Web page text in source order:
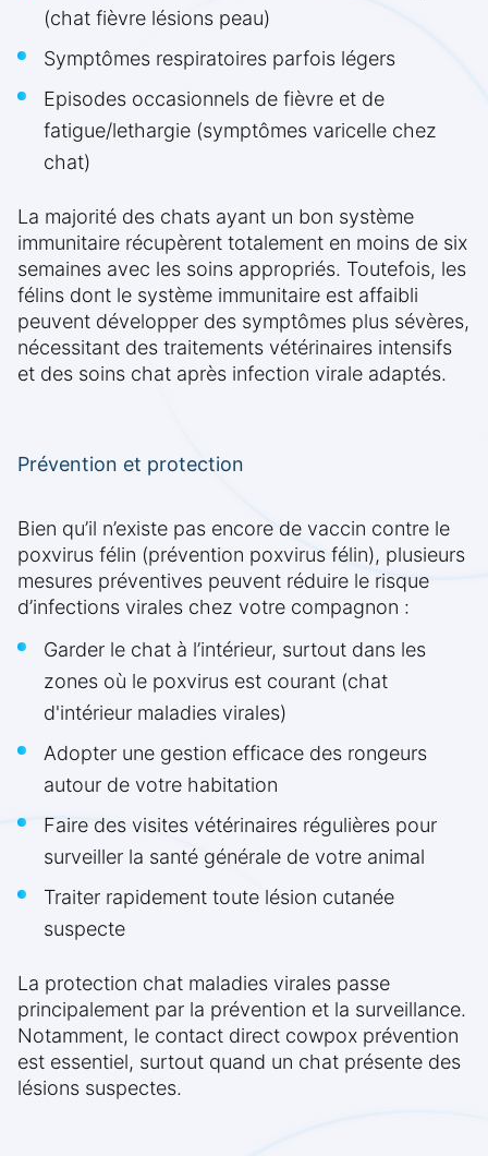
(chat fièvre lésions peau)
Symptômes respiratoires parfois légers
Episodes occasionnels de fièvre et de
fatigue/lethargie (symptômes varicelle chez
chat)
La majorité des chats ayant un bon système
immunitaire récupèrent totalement en moins de six
semaines avec les soins appropriés. Toutefois, les
félins dont le système immunitaire est affaibli
peuvent développer des symptômes plus sévères,
nécessitant des traitements vétérinaires intensifs
et des soins chat après infection virale adaptés.
Prévention et protection
Bien qu’il n’existe pas encore de vaccin contre le
poxvirus félin (prévention poxvirus félin), plusieurs
mesures préventives peuvent réduire le risque
d’infections virales chez votre compagnon :
Garder le chat à l’intérieur, surtout dans les
zones où le poxvirus est courant (chat
d'intérieur maladies virales)
Adopter une gestion efficace des rongeurs
autour de votre habitation
Faire des visites vétérinaires régulières pour
surveiller la santé générale de votre animal
Traiter rapidement toute lésion cutanée
suspecte
La protection chat maladies virales passe
principalement par la prévention et la surveillance.
Notamment, le contact direct cowpox prévention
est essentiel, surtout quand un chat présente des
lésions suspectes.